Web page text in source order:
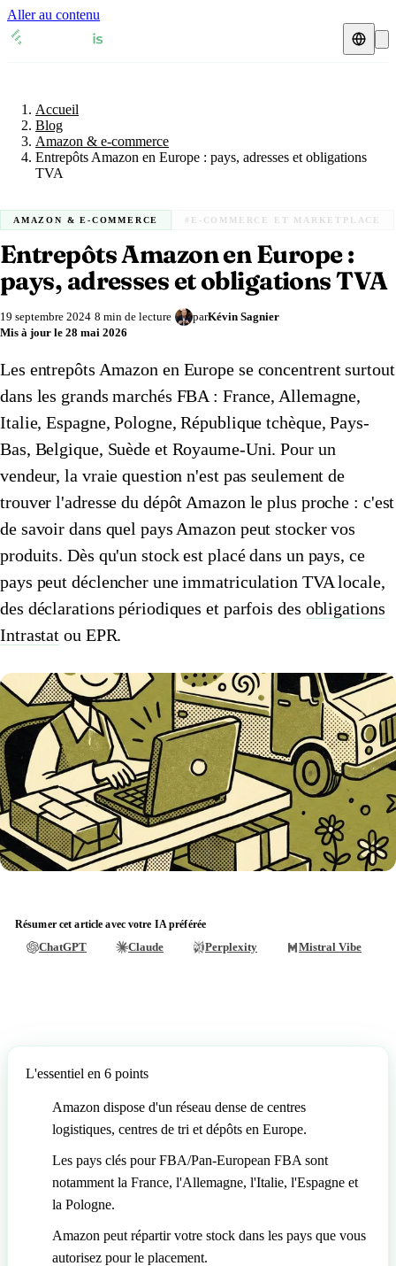
Aller au contenu
🇫🇷
🇬🇧 Royaume-Uni
🇧🇪 Belgique
🇩🇪 Allemagne
🇮🇹 Italie
Luxembourg
🇳🇱 Pays-Bas
Voir tous les pays
Fiches TVA
🇫🇷 France
🇨🇭 Suisse
🇧🇪 Belgique
🇱🇺 Luxembourg
🇳🇱 Pays-Bas
Toutes les fiches pays
Expert-comptable
Expert-comptable Amazon
Blog
Glossaire
Vérifier un n° TVA
Simulateur n° TVA
Accueil
Blog
Amazon & e-commerce
Entrepôts Amazon en Europe : pays, adresses et obligations
TVA
AMAZON & E-COMMERCE #E-COMMERCE ET MARKETPLACE
Entrepôts Amazon en Europe :
pays, adresses et obligations TVA
19 septembre 2024 8 min de lecture parKévin Sagnier
Mis à jour le 28 mai 2026
Les entrepôts Amazon en Europe se concentrent surtout
dans les grands marchés FBA : France, Allemagne,
Italie, Espagne, Pologne, République tchèque, Pays-
Bas, Belgique, Suède et Royaume-Uni. Pour un
vendeur, la vraie question n'est pas seulement de
trouver l'adresse du dépôt Amazon le plus proche : c'est
de savoir dans quel pays Amazon peut stocker vos
produits. Dès qu'un stock est placé dans un pays, ce
pays peut déclencher une immatriculation TVA locale,
des déclarations périodiques et parfois des obligations
Intrastat ou EPR.
Résumer cet article avec votre IA préférée
ChatGPT Claude Perplexity Mistral Vibe
L'essentiel en 6 points
Amazon dispose d'un réseau dense de centres
logistiques, centres de tri et dépôts en Europe.
Les pays clés pour FBA/Pan-European FBA sont
notamment la France, l'Allemagne, l'Italie, l'Espagne et
la Pologne.
Amazon peut répartir votre stock dans les pays que vous
autorisez pour le placement.